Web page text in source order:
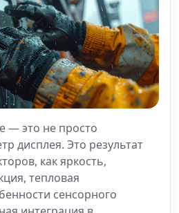
— это не просто
дисплея. Это результат
как яркость,
тепловая
сенсорного